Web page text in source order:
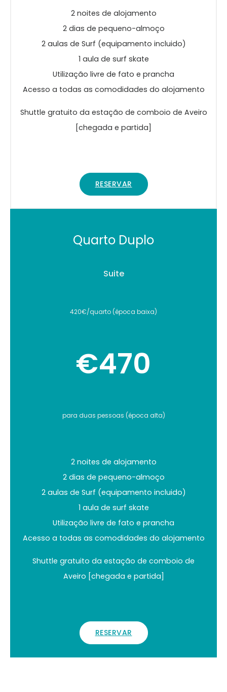
2 noites de alojamento
2 dias de pequeno-almoço
2 aulas de Surf (equipamento incluido)
1 aula de surf skate
Utilização livre de fato e prancha
Acesso a todas as comodidades do alojamento
Shuttle gratuito da estação de comboio de Aveiro
[chegada e partida]
RESERVAR
Quarto Duplo
Suite
420€/quarto (época baixa)
€470
para duas pessoas (época alta)
2 noites de alojamento
2 dias de pequeno-almoço
2 aulas de Surf (equipamento incluido)
1 aula de surf skate
Utilização livre de fato e prancha
Acesso a todas as comodidades do alojamento
Shuttle gratuito da estação de comboio de
Aveiro [chegada e partida]
RESERVAR